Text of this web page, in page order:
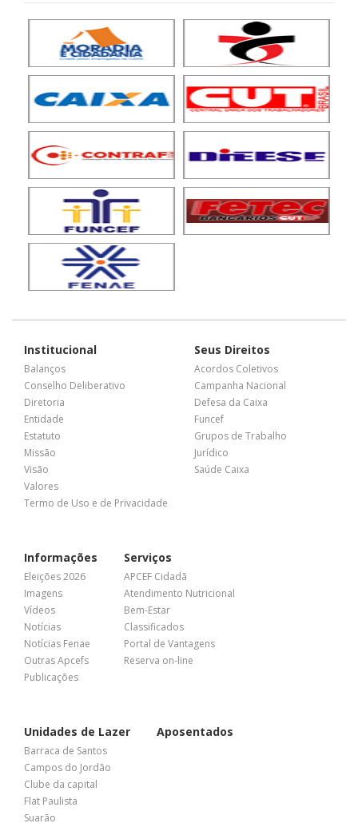
Institucional
Balanços
Conselho Deliberativo
Diretoria
Entidade
Estatuto
Missão
Visão
Valores
Termo de Uso e de Privacidade
Seus Direitos
Acordos Coletivos
Campanha Nacional
Defesa da Caixa
Funcef
Grupos de Trabalho
Jurídico
Saúde Caixa
Informações
Eleições 2026
Imagens
Vídeos
Notícias
Notícias Fenae
Outras Apcefs
Publicações
Serviços
APCEF Cidadã
Atendimento Nutricional
Bem-Estar
Classificados
Portal de Vantagens
Reserva on-line
Unidades de Lazer
Barraca de Santos
Campos do Jordão
Clube da capital
Flat Paulista
Suarão
Aposentados